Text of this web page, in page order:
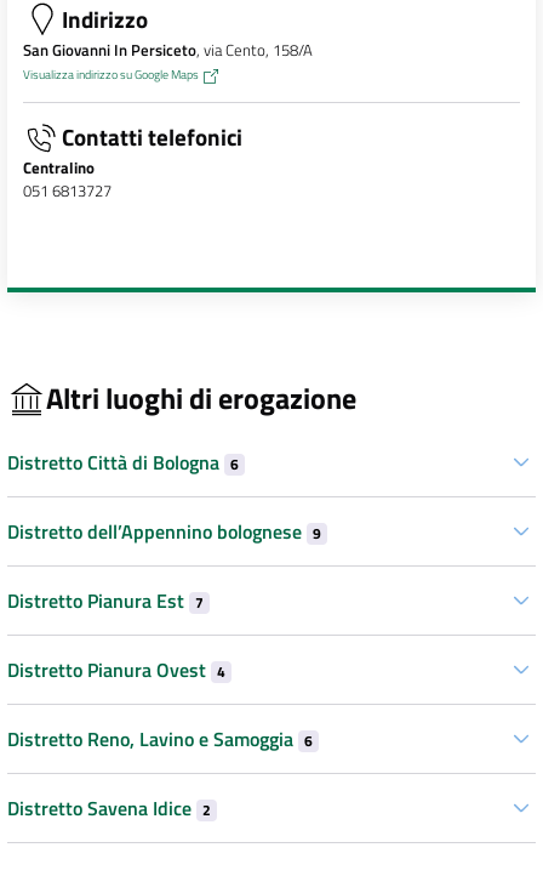
Indirizzo
San Giovanni In Persiceto, via Cento, 158/A
Visualizza indirizzo su Google Maps
Contatti telefonici
Centralino
051 6813727
Altri luoghi di erogazione
Distretto Città di Bologna 6
Distretto dell’Appennino bolognese 9
Distretto Pianura Est 7
Distretto Pianura Ovest 4
Distretto Reno, Lavino e Samoggia 6
Distretto Savena Idice 2